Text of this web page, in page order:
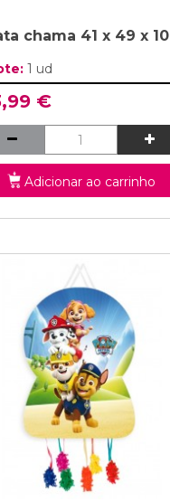
chama 41 x 49 x 10
1 ud
€
Adicionar ao carrinho